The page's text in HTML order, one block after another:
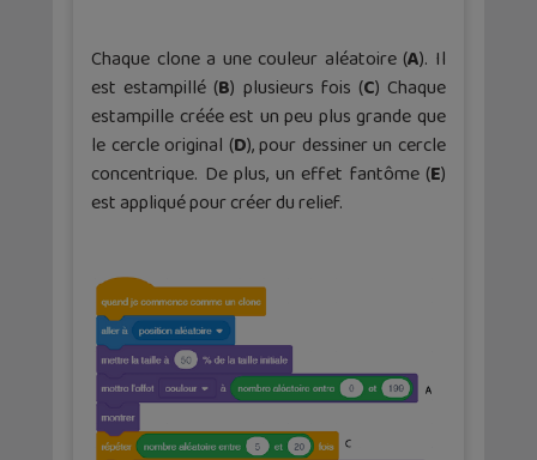
Chaque clone a une couleur aléatoire (A). Il
est estampillé (B) plusieurs fois (C) Chaque
estampille créée est un peu plus grande que
le cercle original (D), pour dessiner un cercle
concentrique. De plus, un effet fantôme (E)
est appliqué pour créer du relief.